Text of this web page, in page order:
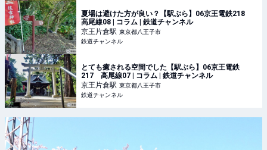
夏場は避けた方が良い？【駅ぶら】06京王電鉄218
高尾線08 | コラム | 鉄道チャンネル
京王片倉駅 東京都八王子市
鉄道チャンネル
とても癒される空間でした【駅ぶら】06京王電鉄
217 高尾線07 | コラム | 鉄道チャンネル
京王片倉駅 東京都八王子市
鉄道チャンネル